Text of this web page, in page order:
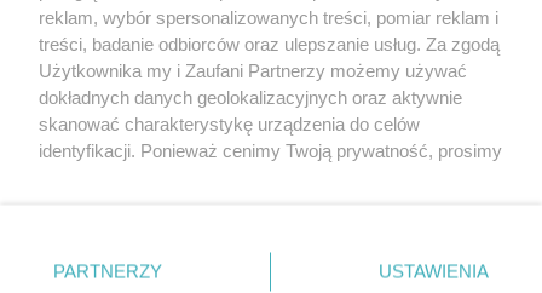
Nie zapomnij
zapoznać się z:
polityką prywatności regulamin korzystania z portali
Twojemiasto
Piekary Śląskie
Chorzów
Tarnowskie Góry
Gliwice
Skontaktuj sięz nami
Kontakt
Wydawca
Redakcja
reklam, wybór spersonalizowanych treści, pomiar reklam i
treści, badanie odbiorców oraz ulepszanie usług. Za zgodą
Użytkownika my i Zaufani Partnerzy możemy używać
dokładnych danych geolokalizacyjnych oraz aktywnie
skanować charakterystykę urządzenia do celów
identyfikacji. Ponieważ cenimy Twoją prywatność, prosimy
prywatności znajdujący się w lewym dolnym rogu strony
. Niektóre rodzaje przetwarzania danych nie wymagają
PARTNERZY USTAWIENIA